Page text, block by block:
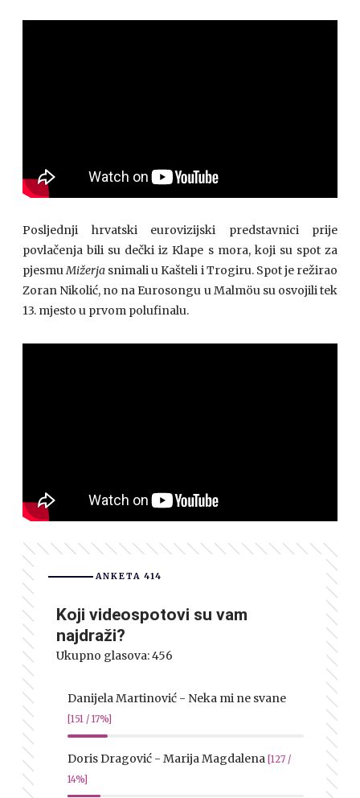
Posljednji hrvatski eurovizijski predstavnici prije
povlačenja bili su dečki iz Klape s mora, koji su spot za
pjesmu Mižerja snimali u Kašteli i Trogiru. Spot je režirao
Zoran Nikolić, no na Eurosongu u Malmöu su osvojili tek
13. mjesto u prvom polufinalu.
ANKETA 414
Koji videospotovi su vam
najdraži?
Ukupno glasova:456
Danijela Martinović - Neka mi ne svane
[151 / 17%]
Doris Dragović - Marija Magdalena [127 /
14%]